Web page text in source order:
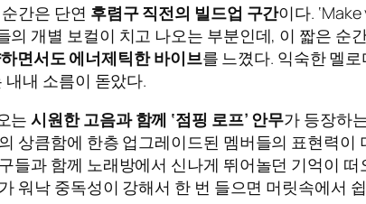
간은 단연 후렴구 직전의 빌드업 구간이다.
의 개별 보컬이 치고 나오는 부분인데, 이 짧은 순
면서도 에너제틱한 바이브를 느꼈다. 익숙한 멜
내내 소름이 돋았다.
는시원한 고음과 함께 ‘점핑 로프’ 안무가 등장하
상큼함에 한층 업그레이드된 멤버들의 표현력
들과 함께 노래방에서 신나게 뛰어놀던 기억이
워낙 중독성이 강해서 한 번 들으면 머릿속에서